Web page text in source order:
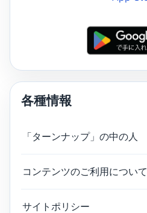
各種情報
「ターンナップ」の中の人
コンテンツのご利用について
サイトポリシー